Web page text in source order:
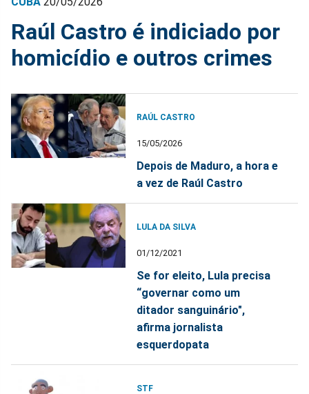
Raúl Castro é indiciado por
homicídio e outros crimes
RAÚL CASTRO
15/05/2026
Depois de Maduro, a hora e
a vez de Raúl Castro
LULA DA SILVA
01/12/2021
Se for eleito, Lula precisa
“governar como um
ditador sanguinário",
afirma jornalista
esquerdopata
STF